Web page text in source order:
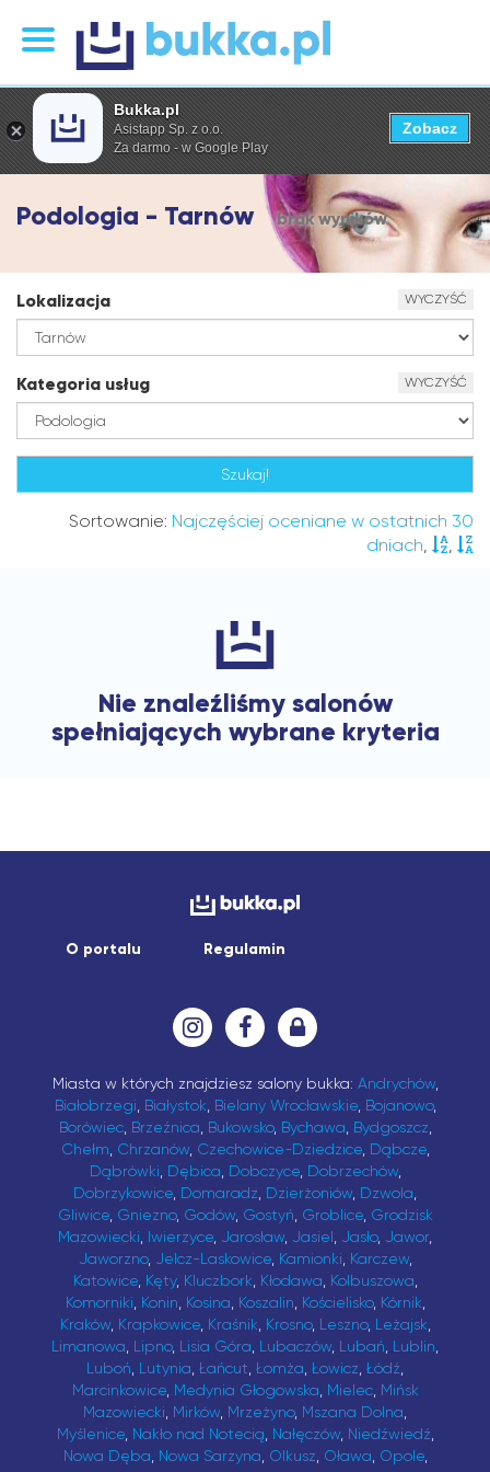
Podologia - Tarnów brak wyników
Lokalizacja WYCZYŚĆ
Kategoria usług WYCZYŚĆ
Sortowanie: Najczęściej oceniane w ostatnich 30
dniach, ,
Nie znaleźliśmy salonów
spełniających wybrane kryteria
O portalu Regulamin
Miasta w których znajdziesz salony bukka: Andrychów,
Białobrzegi, Białystok, Bielany Wrocławskie, Bojanowo,
Borówiec, Brzeźnica, Bukowsko, Bychawa, Bydgoszcz,
Chełm, Chrzanów, Czechowice-Dziedzice, Dąbcze,
Dąbrówki, Dębica, Dobczyce, Dobrzechów,
Dobrzykowice, Domaradz, Dzierżoniów, Dzwola,
Gliwice, Gniezno, Godów, Gostyń, Groblice, Grodzisk
Mazowiecki, Iwierzyce, Jarosław, Jasiel, Jasło, Jawor,
Jaworzno, Jelcz-Laskowice, Kamionki, Karczew,
Katowice, Kęty, Kluczbork, Kłodawa, Kolbuszowa,
Komorniki, Konin, Kosina, Koszalin, Kościelisko, Kórnik,
Kraków, Krapkowice, Kraśnik, Krosno, Leszno, Leżajsk,
Limanowa, Lipno, Lisia Góra, Lubaczów, Lubań, Lublin,
Luboń, Lutynia, Łańcut, Łomża, Łowicz, Łódź,
Marcinkowice, Medynia Głogowska, Mielec, Mińsk
Mazowiecki, Mirków, Mrzeżyno, Mszana Dolna,
Myślenice, Nakło nad Notecią, Nałęczów, Niedźwiedź,
Nowa Dęba, Nowa Sarzyna, Olkusz, Oława, Opole,
Bukka.pl
Asistapp Sp. z o.o.
Za darmo - w Google Play
Zobacz